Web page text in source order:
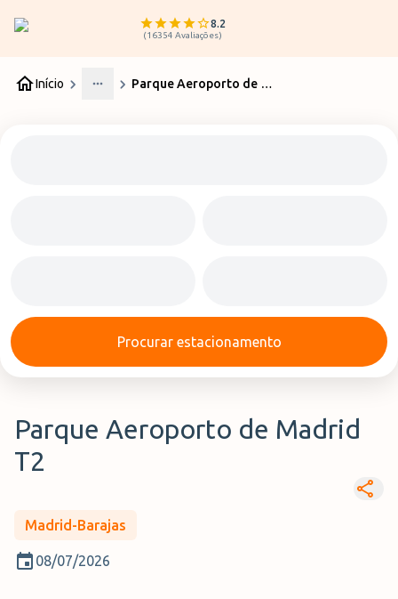
8.2
(16354 Avaliações)
Início
More
Parque Aeroporto de Madrid T2
Procurar estacionamento
Parque Aeroporto de Madrid
T2
Madrid-Barajas
08/07/2026